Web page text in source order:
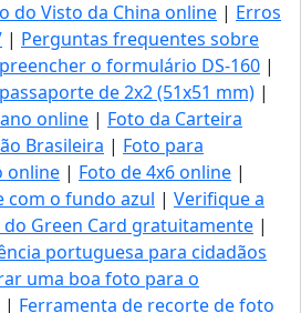
do Visto da China online | Erros
| Perguntas frequentes sobre
o formulário DS-160 |
de 2x2 (51x51 mm) |
online | Foto da Carteira
Brasileira | Foto para
online | Foto de 4x6 online |
com o fundo azul | Verifique a
Green Card gratuitamente |
portuguesa para cidadãos
uma boa foto para o
| Ferramenta de recorte de foto